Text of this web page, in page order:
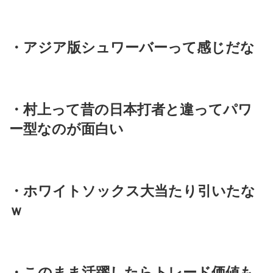
・アジア版シュワーバーって感じだな
・村上って昔の日本打者と違ってパワ
ー型なのが面白い
・ホワイトソックス大当たり引いたな
ｗ